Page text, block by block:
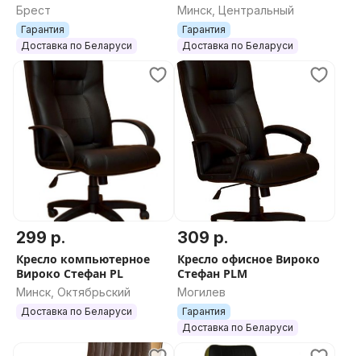
Брест
Гарантия
Доставка по Беларуси
Минск, Центральный
Гарантия
Доставка по Беларуси
299 р.
Кресло компьютерное
Вироко Стефан PL
Минск, Октябрьский
Доставка по Беларуси
309 р.
Кресло офисное Вироко
Стефан PLM
Могилев
Гарантия
Доставка по Беларуси